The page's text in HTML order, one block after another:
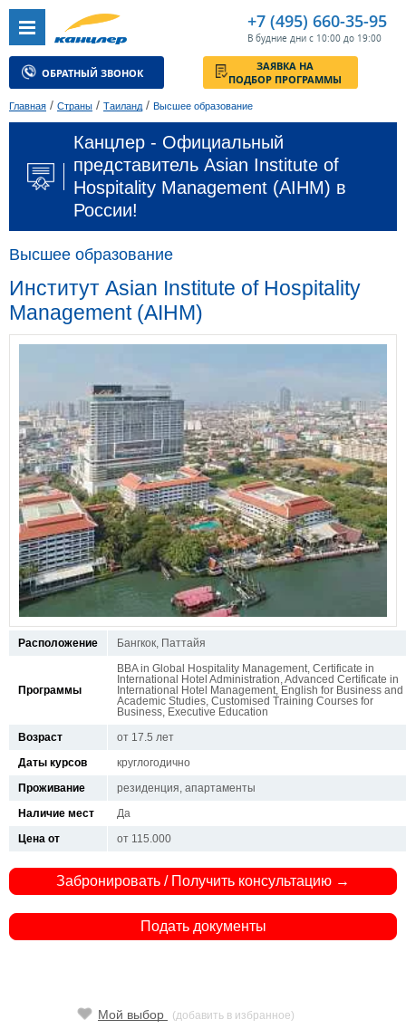
+7 (495) 660-35-95
В будние дни с 10:00 до 19:00
ОБРАТНЫЙ ЗВОНОК
ЗАЯВКА НА
ПОДБОР ПРОГРАММЫ
Главная / Страны / Таиланд / Высшее образование
Канцлер - Официальный
представитель Asian Institute of
Hospitality Management (AIHM) в
России!
Высшее образование
Институт Asian Institute of Hospitality
Management (AIHM)
Расположение Бангкок, Паттайя
Программы
BBA in Global Hospitality Management, Certificate in
International Hotel Administration, Advanced Certificate in
International Hotel Management, English for Business and
Academic Studies, Customised Training Courses for
Business, Executive Education
Возраст
от 17.5 лет
Даты курсов
круглогодично
Проживание
резиденция, апартаменты
Наличие мест
Да
Цена от
от 115.000
Забронировать / Получить консультацию →
Подать документы
Мой выбор (добавить в избранное)